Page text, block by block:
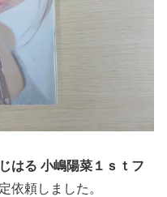
はる 小嶋陽菜１ｓｔフ
依頼しました。